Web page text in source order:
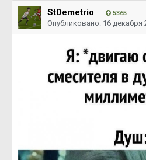
StDemetrio 5365
Опубликовано: 16 декабря